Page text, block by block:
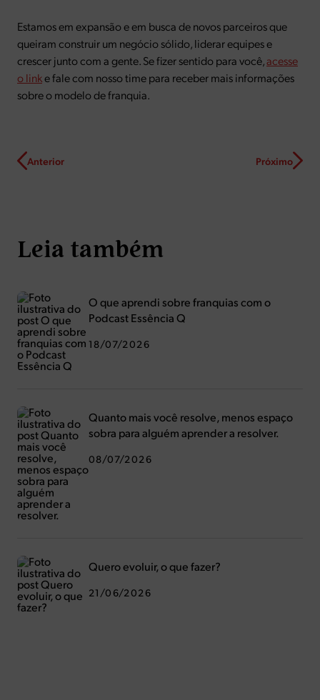
Estamos em expansão e em busca de novos parceiros que
queiram construir um negócio sólido, liderar equipes e
crescer junto com a gente. Se fizer sentido para você,acesse
o linke fale com nosso time para receber mais informações
sobre o modelo de franquia.
Anterior Próximo
Leia também
O que aprendi sobre franquias com o
Podcast Essência Q
18/07/2026
Quanto mais você resolve, menos espaço
sobra para alguém aprender a resolver.
08/07/2026
Quero evoluir, o que fazer?
21/06/2026